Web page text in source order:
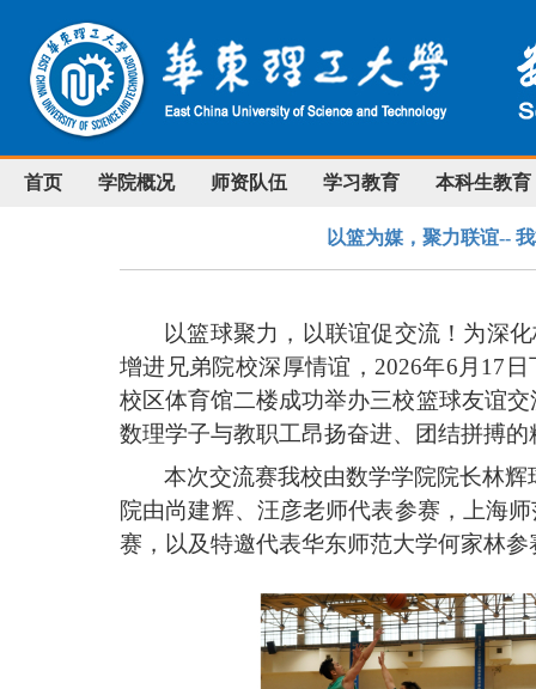
首页 学院概况 师资队伍 学习教育 本科生教育
以篮为媒，聚力联谊--
以篮球聚力，以联谊促交流！为深
增进兄弟院校深厚情谊， 2026年6月17
校区体育馆二楼成功举办三校篮球友谊
数理学子与教职工昂扬奋进、团结拼搏的
本次交流赛我校由数学学院院长林辉
院由尚建辉、汪彦老师代表参赛，上海
赛，以及特邀代表华东师范大学何家林参